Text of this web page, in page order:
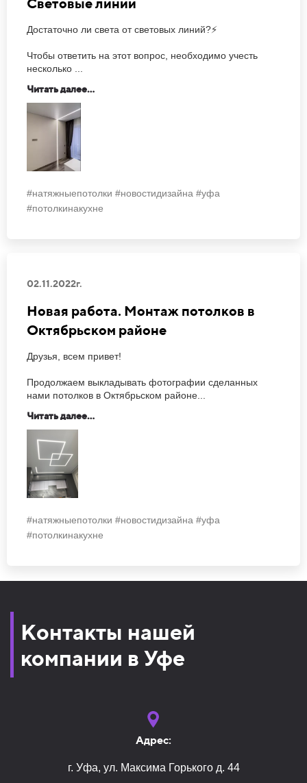
Достаточно ли света от световых линий?⚡
Чтобы ответить на этот вопрос, необходимо учесть
несколько ...
Читать далее...
#натяжныепотолки #новостидизайна #уфа
#потолкинакухне
02.11.2022г.
Новая работа. Монтаж потолков в
Октябрьском районе
Друзья, всем привет!
Продолжаем выкладывать фотографии сделанных
нами потолков в Октябрьском районе...
Читать далее...
#натяжныепотолки #новостидизайна #уфа
#потолкинакухне
Контакты нашей
компании в Уфе
Адрес:
г. Уфа, ул. Максима Горького д. 44